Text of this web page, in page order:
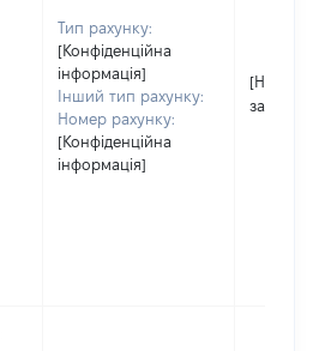
Тип рахунку:
[Конфіденційна
інформація]
Інший тип рахунку:
Номер рахунку:
[Конфіденційна
інформація]
[Не